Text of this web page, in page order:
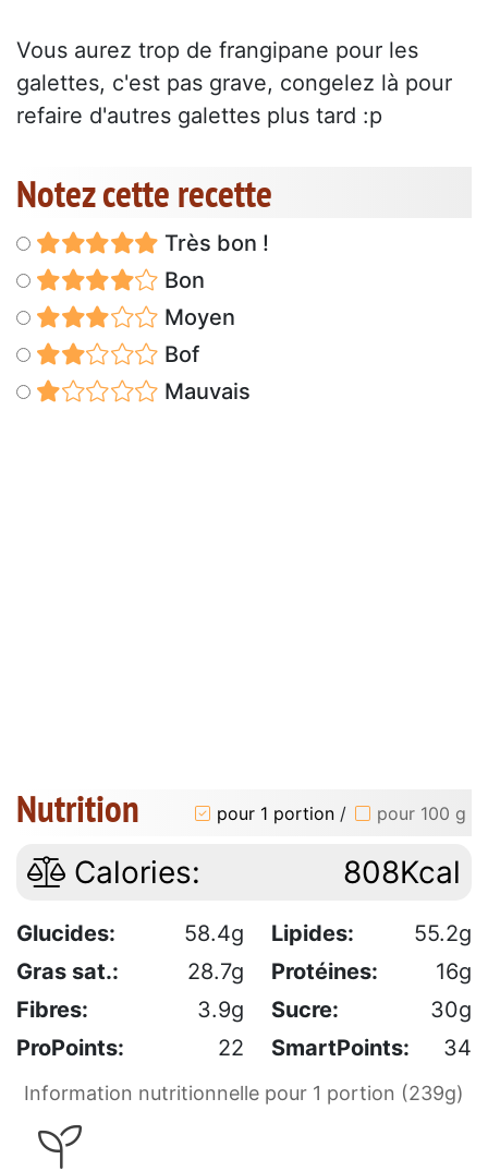
Vous aurez trop de frangipane pour les
galettes, c'est pas grave, congelez là pour
refaire d'autres galettes plus tard :p
Notez cette recette
Très bon !
Bon
Moyen
Bof
Mauvais
Nutrition pour 1 portion / pour 100 g
Calories: 808Kcal
Glucides: 58.4g Lipides:
55.2g
Gras sat.:
28.7g Protéines:
16g
Fibres:
3.9g Sucre:
30g
ProPoints:
22 SmartPoints: 34
Information nutritionnelle pour 1 portion (239g)